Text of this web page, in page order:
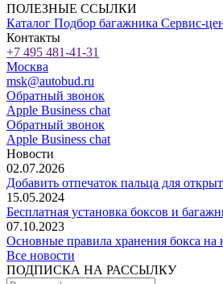
ПОЛЕЗНЫЕ ССЫЛКИ
Каталог Подбор багажника Сервис-
Контакты
+7 495 481-41-31
Москва
msk@autobud.ru
Обратный звонок
Apple Business chat
Обратный звонок
Apple Business chat
Новости
02.07.2026
Добавить отпечаток пальца для
15.05.2024
Бесплатная установка боксов и
07.10.2023
Основные правила хранения бокса
Все новости
ПОДПИСКА НА РАССЫЛКУ